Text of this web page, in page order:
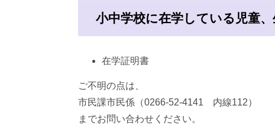
小中学校に在学している児童
在学証明書
ご不明の点は、
市民課市民係（0266-52-4141 内線112）
までお問い合わせください。